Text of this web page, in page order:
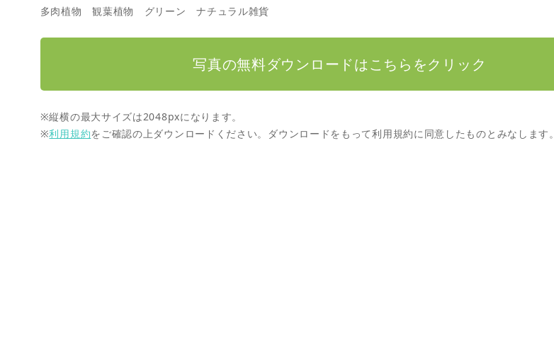
多肉植物 観葉植物 グリーン ナチュラル雑貨
写真の無料ダウンロードはこちらをクリック
※縦横の最大サイズは2048pxになります。
※利用規約をご確認の上ダウンロードください。ダウンロードをもって利用規約に同意したものとみなします。